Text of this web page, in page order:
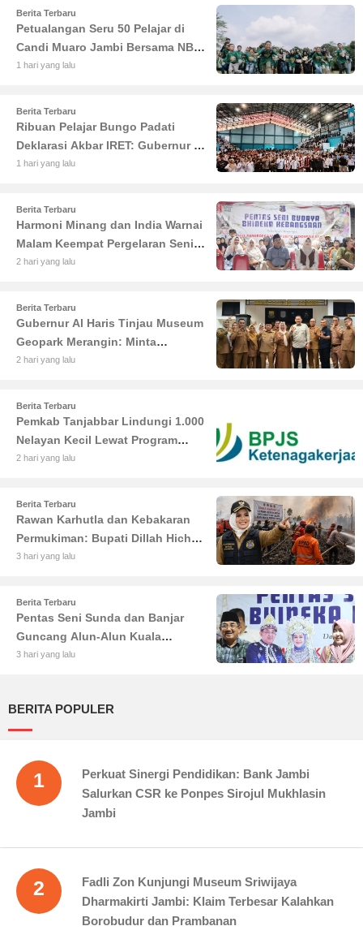
Berita Terbaru
Petualangan Seru 50 Pelajar di
Candi Muaro Jambi Bersama NBT
Coal Group
1 hari yang lalu
Berita Terbaru
Ribuan Pelajar Bungo Padati
Deklarasi Akbar IRET: Gubernur Al
Haris Sentil Bahaya Judi Online
1 hari yang lalu
Berita Terbaru
Harmoni Minang dan India Warnai
Malam Keempat Pergelaran Seni
Budaya di Alun-Alun Kuala
2 hari yang lalu
Berita Terbaru
Gubernur Al Haris Tinjau Museum
Geopark Merangin: Minta
Pengelola Genjot Inovasi dan
2 hari yang lalu
Berita Terbaru
Pemkab Tanjabbar Lindungi 1.000
Nelayan Kecil Lewat Program
BPJS Ketenagakerjaan
2 hari yang lalu
Berita Terbaru
Rawan Karhutla dan Kebakaran
Permukiman: Bupati Dillah Hich
Larang Camat Tinggalkan Wilayah
3 hari yang lalu
Berita Terbaru
Pentas Seni Sunda dan Banjar
Guncang Alun-Alun Kuala
Tungkal: Warga Tumpah Ruah
3 hari yang lalu
BERITA POPULER
1
Perkuat Sinergi Pendidikan: Bank Jambi
Salurkan CSR ke Ponpes Sirojul Mukhlasin
Jambi
2
Fadli Zon Kunjungi Museum Sriwijaya
Dharmakirti Jambi: Klaim Terbesar Kalahkan
Borobudur dan Prambanan